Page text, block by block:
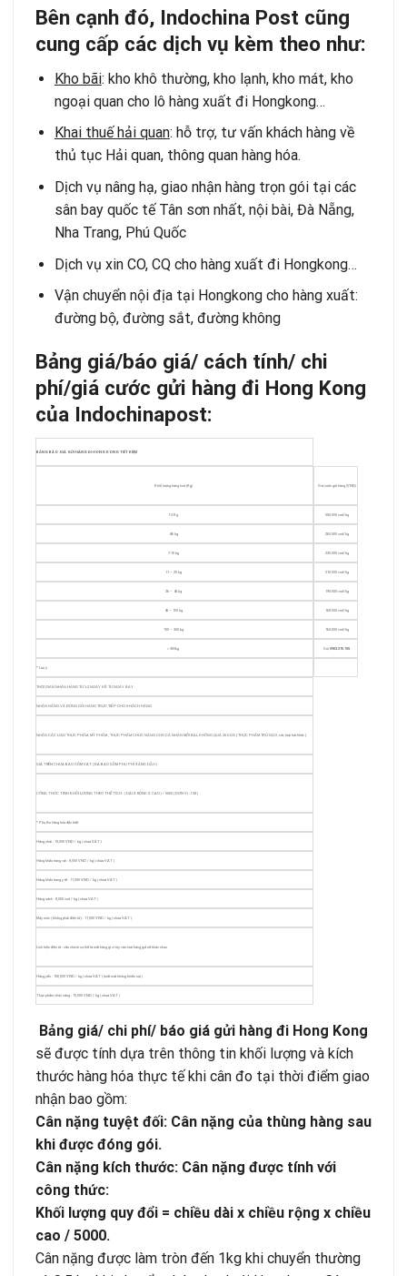
Bên cạnh đó, Indochina Post cũng
cung cấp các dịch vụ kèm theo như:
Kho bãi: kho khô thường, kho lạnh, kho mát, kho
ngoại quan cho lô hàng xuất đi Hongkong…
Khai thuế hải quan: hỗ trợ, tư vấn khách hàng về
thủ tục Hải quan, thông quan hàng hóa.
Dịch vụ nâng hạ, giao nhận hàng trọn gói tại các
sân bay quốc tế Tân sơn nhất, nội bài, Đà Nẵng,
Nha Trang, Phú Quốc
Dịch vụ xin CO, CQ cho hàng xuất đi Hongkong…
Vận chuyển nội địa tại Hongkong cho hàng xuất:
đường bộ, đường sắt, đường không
Bảng giá/báo giá/ cách tính/ chi
phí/giá cước gửi hàng đi Hong Kong
của Indochinapost:
BẢNG BÁO GIÁ GỬI HÀNG ĐI HONG KONG TIẾT KIỆM
Khối lượng hàng hoá (Kg) Giá cước gửi hàng (VNĐ)
1-3 Kg 550.000 vnd/kg
4-6 kg 260.000 vnd/kg
7-10 kg 220.000 vnd/kg
11 – 25 kg 210.000 vnd/kg
26 – 45 kg 195.000 vnd/kg
45 – 100 kg 168.000 vnd/kg
100 – 300 kg 165.000 vnd/kg
> 300kg Gọi 0903.215.155
* Lưu ý
THỜI GIAN NHẬN HÀNG TỪ 1-2 NGÀY KỂ TỪ NGÀY BAY
NHẬN HÀNG VÀ ĐÓNG GÓI HÀNG TRỰC TIẾP CHO KHÁCH HÀNG
NHẬN CÁC LOẠI THỰC PHẨM, MỸ PHẨM , THỰC PHẨM CHỨC NĂNG CHO CÁ NHÂN MỖI BILL KHÔNG QUÁ 20 KGS ( THỰC PHẨM TRỪ GẠO, các loại hạt khác )
GIÁ TRÊN CHƯA BAO GỒM VAT ( ĐÃ BAO GỒM PHỤ PHÍ XĂNG DẦU )
CÔNG THỨC TÍNH KHỐI LƯỢNG THEO THỂ TÍCH : ( DÀI X RỘNG X CAO ) / 5000 ( ĐƠN VỊ : CM )
* Phụ thu hàng hóa đặc biệt
Hàng nhái : 15,000 VND / kg ( chưa VAT )
Hàng khẩu trang vải : 8,000 VND / kg ( chưa VAT )
Hàng khẩu trang y tế : 11,000 VND / kg ( chưa VAT )
Hàng sách : 8,000 vnd / kg ( chưa VAT )
Máy móc ( không phải điện tử ) : 11,000 VND / kg ( chưa VAT )
Linh kiện điện tử : cần check cụ thể là mặt hàng gì vì tùy vào loại hàng giá sẽ khác nhau
Hàng yến : 150,000 VND / kg ( chưa VAT ) (mất mát không khiếu nại )
Thực phẩm chức năng : 15,000 VND / kg ( chưa VAT )
Bảng giá/ chi phí/ báo giá gửi hàng đi Hong Kong
sẽ được tính dựa trên thông tin khối lượng và kích
thước hàng hóa thực tế khi cân đo tại thời điểm giao
nhận bao gồm:
Cân nặng tuyệt đối: Cân nặng của thùng hàng sau
khi được đóng gói.
Cân nặng kích thước: Cân nặng được tính với
công thức:
Khối lượng quy đổi = chiều dài x chiều rộng x chiều
cao / 5000.
Cân nặng được làm tròn đến 1kg khi chuyển thường